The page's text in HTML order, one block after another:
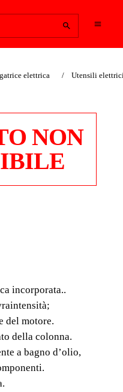
elettrica Utensili
NON
P-
incorporata.. Limitatore
automatico di
di posizionamento
incorporata..
del motore.
della colonna.
a bagno d’olio,